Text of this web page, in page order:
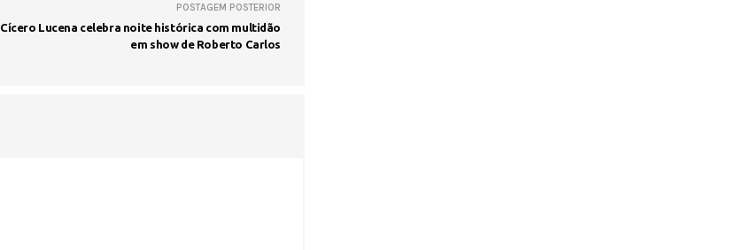
POSTAGEM POSTERIOR
Cícero Lucena celebra noite histórica com multidão
em show de Roberto Carlos